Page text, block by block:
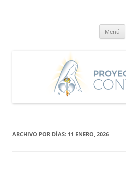
Menú
ARCHIVO POR DÍAS: 11 ENERO, 2026